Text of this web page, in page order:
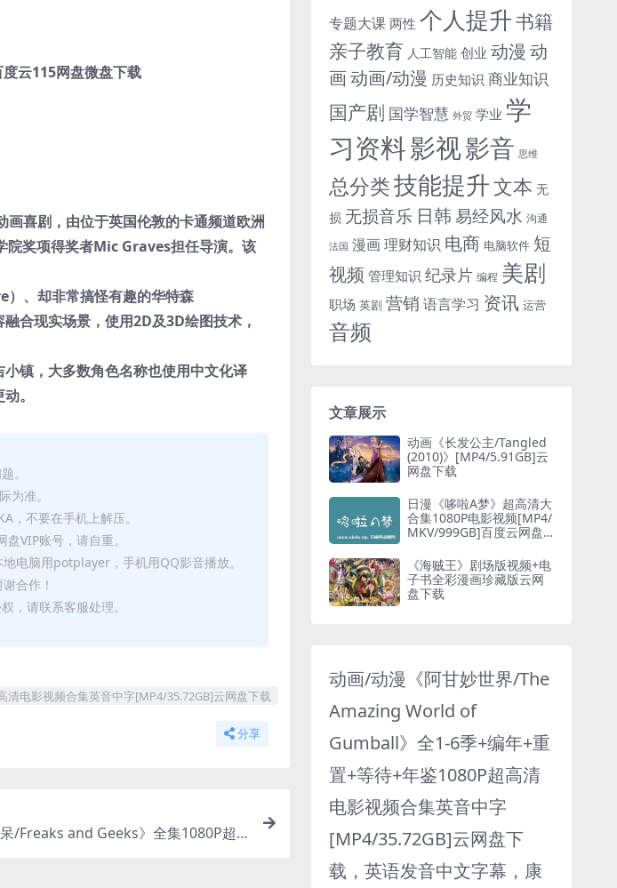
云115网盘微盘下载
喜剧，由位于英国伦敦的卡通频道欧洲
奖项得奖者Mic Graves担任导演。该
）、却非常搞怪有趣的华特森
合现实场景，使用2D及3D绘图技术，
镇，大多数角色名称也使用中文化译
。
。
准。
不要在手机上解压。
VIP账号，请自重。
电脑用potplayer，手机用QQ影音播放。
合作！
，请联系客服处理。
电影视频合集英音中字[MP4/35.72GB]云网盘下载
分享
/Freaks and Geeks》全集1080P超
专题大课 两性 个人提升书籍
亲子教育 人工智能 创业 动漫 动
画动画/动漫 历史知识 商业知识
国产剧 国学智慧 外贸 学业 学
习资料影视影音 思维
总分类技能提升文本 无
损 无损音乐 日韩 易经风水 沟通
法国 漫画理财知识 电商 电脑软件 短
视频 管理知识 纪录片 编程 美剧
职场 英剧 营销 语言学习 资讯 运营
音频
文章展示
动画《长发公主/Tangled
(2010)》[MP4/5.91GB]云
网盘下载
日漫《哆啦A梦》超高清大
合集1080P电影视频[MP4/
MKV/999GB]百度云网盘
《海贼王》剧场版视频+电
子书全彩漫画珍藏版云网
盘下载
动画/动漫《阿甘妙世界/The
Amazing World of
Gumball》全1-6季+编年+重
置+等待+年鉴1080P超高清
电影视频合集英音中字
[MP4/35.72GB]云网盘下
载，英语发音中文字幕，康